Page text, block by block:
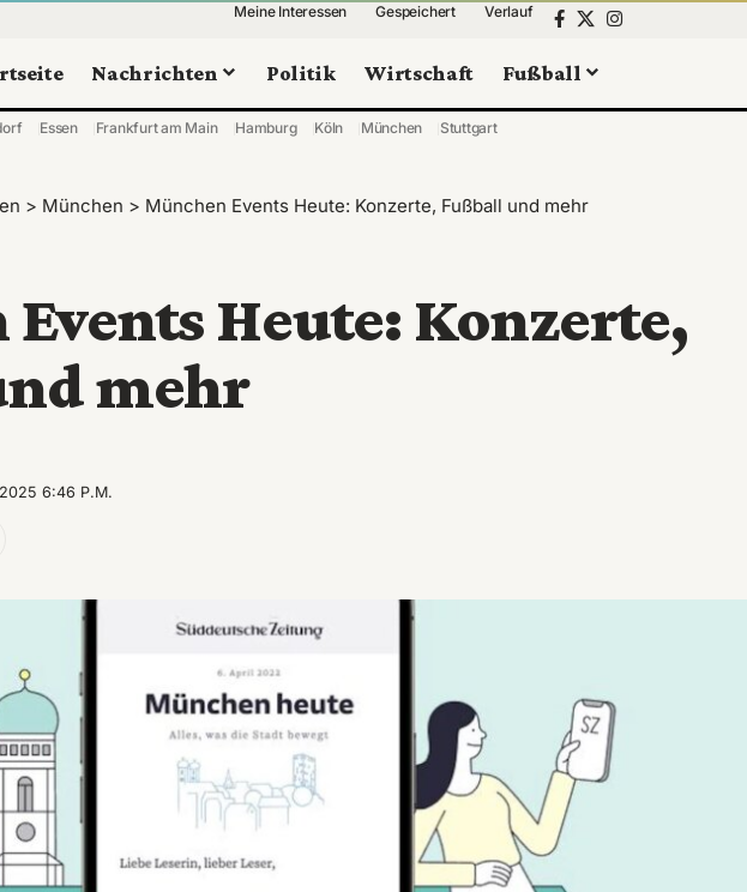
Meine Interessen Gespeichert Verlauf
Nachrichten Politik Wirtschaft Fußball
Essen Frankfurt am Main Hamburg Köln München Stuttgart
> München > München Events Heute: Konzerte, Fußball und mehr
Heute: Konzerte,
mehr
6:46 P.m.